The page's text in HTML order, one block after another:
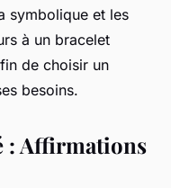
symbolique et les
à un bracelet
de choisir un
besoins.
: Affirmations